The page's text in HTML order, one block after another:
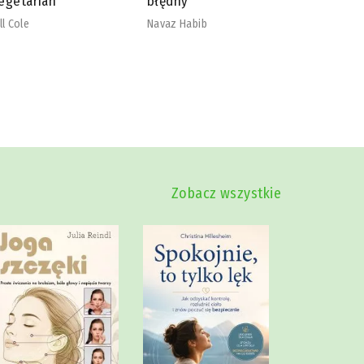
Habib
Zobacz wszystkie